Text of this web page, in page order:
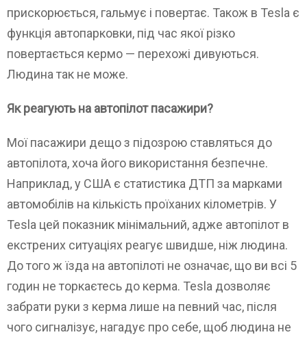
прискорюється, гальмує і повертає. Також в Tesla є
функція автопарковки, під час якої різко
повертається кермо — перехожі дивуються.
Людина так не може.
Як реагують на автопілот пасажири?
Мої пасажири дещо з підозрою ставляться до
автопілота, хоча його використання безпечне.
Наприклад, у США є статистика ДТП за марками
автомобілів на кількість проїханих кілометрів. У
Tesla цей показник мінімальний, адже автопілот в
екстрених ситуаціях реагує швидше, ніж людина.
До того ж їзда на автопілоті не означає, що ви всі 5
годин не торкаєтесь до керма. Tesla дозволяє
забрати руки з керма лише на певний час, після
чого сигналізує, нагадує про себе, щоб людина не